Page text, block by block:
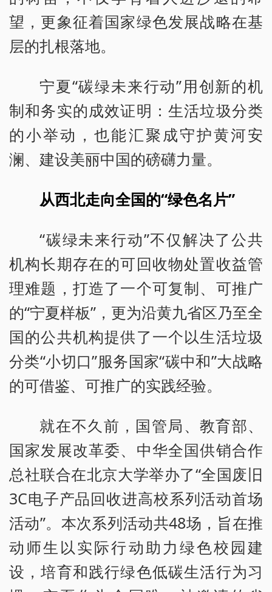
望，更象征着国家绿色发展战略在基
层的扎根落地。
宁夏“碳绿未来行动”用创新的机
制和务实的成效证明：生活垃圾分类
的小举动，也能汇聚成守护黄河安
澜、建设美丽中国的磅礴力量。
从西北走向全国的“绿色名片”
“碳绿未来行动”不仅解决了公共
机构长期存在的可回收物处置收益管
理难题，打造了一个可复制、可推广
的“宁夏样板”，更为沿黄九省区乃至全
国的公共机构提供了一个以生活垃圾
分类“小切口”服务国家“碳中和”大战略
的可借鉴、可推广的实践经验。
就在不久前，国管局、教育部、
国家发展改革委、中华全国供销合作
总社联合在北京大学举办了“全国废旧
3C电子产品回收进高校系列活动首场
活动”。本次系列活动共48场，旨在推
动师生以实际行动助力绿色校园建
设，培育和践行绿色低碳生活行为习